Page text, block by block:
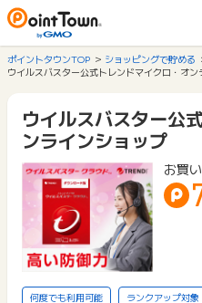
ポイントタウンTOP ショッピングで貯める
ウイルスバスター公式トレンドマイクロ・オン
ウイルスバスター公
ンラインショップ
お買
何度でも利用可能 ランクアップ対象